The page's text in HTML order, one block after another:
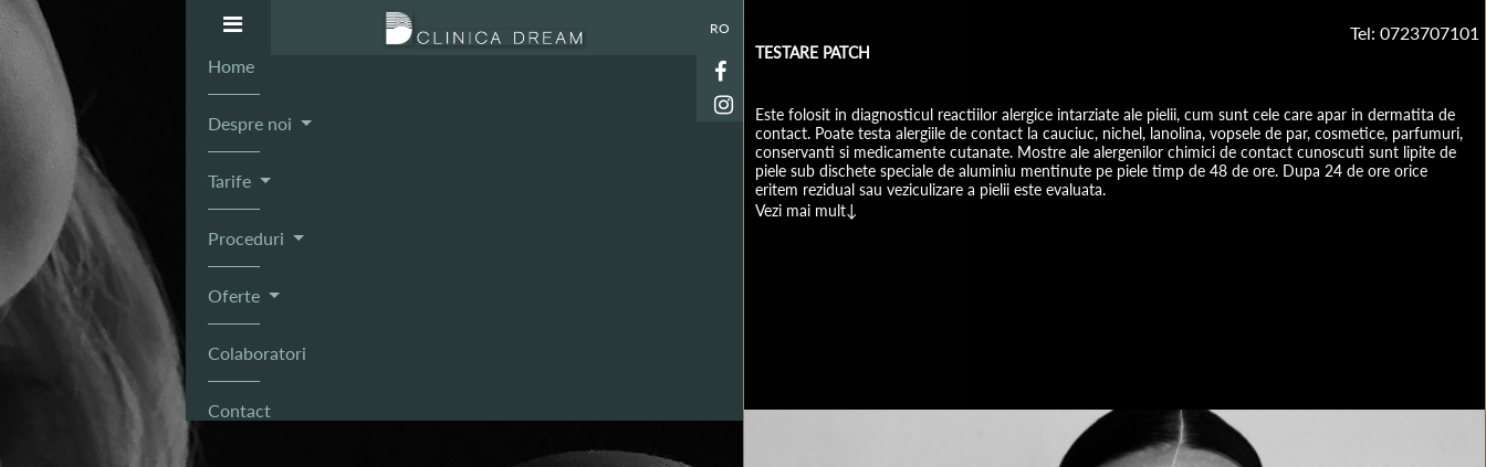
Home
Despre noi
Tarife
Proceduri
Oferte
Colaboratori
Contact
RO Tel: 0723707101
TESTARE PATCH
Este folosit in diagnosticul reactiilor alergice intarziate ale pielii, cum sunt cele care apar in dermatita de
contact. Poate testa alergiile de contact la cauciuc, nichel, lanolina, vopsele de par, cosmetice, parfumuri,
conservanti si medicamente cutanate. Mostre ale alergenilor chimici de contact cunoscuti sunt lipite de
piele sub dischete speciale de aluminiu mentinute pe piele timp de 48 de ore. Dupa 24 de ore orice
eritem rezidual sau veziculizare a pielii este evaluata.
Vezi mai mult↓